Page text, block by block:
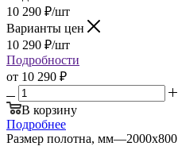
10 290 ₽/шт
Варианты цен
10 290 ₽/шт
Подробности
от 10 290 ₽
В корзину
Подробнее
Размер полотна, мм—2000x800